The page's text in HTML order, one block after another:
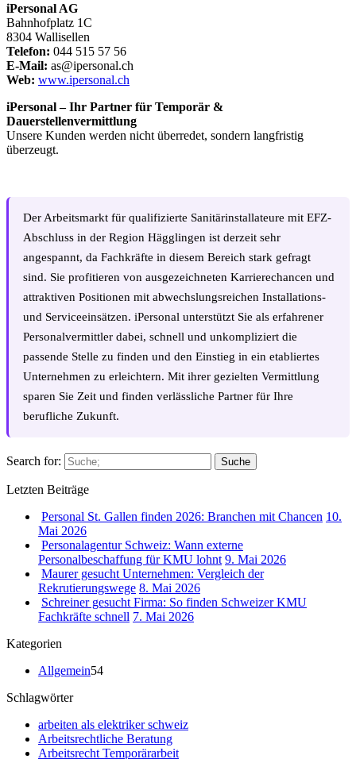
iPersonal AG
Bahnhofplatz 1C
8304 Wallisellen
Telefon: 044 515 57 56
E-Mail: as@ipersonal.ch
Web: www.ipersonal.ch
iPersonal – Ihr Partner für Temporär &
Dauerstellenvermittlung
Unsere Kunden werden nicht überredet, sondern langfristig
überzeugt.
Der Arbeitsmarkt für qualifizierte Sanitärinstallateure mit EFZ-
Abschluss in der Region Hägglingen ist derzeit sehr
angespannt, da Fachkräfte in diesem Bereich stark gefragt
sind. Sie profitieren von ausgezeichneten Karrierechancen und
attraktiven Positionen mit abwechslungsreichen Installations-
und Serviceeinsätzen. iPersonal unterstützt Sie als erfahrener
Personalvermittler dabei, schnell und unkompliziert die
passende Stelle zu finden und den Einstieg in ein etabliertes
Unternehmen zu erleichtern. Mit ihrer gezielten Vermittlung
sparen Sie Zeit und finden verlässliche Partner für Ihre
berufliche Zukunft.
Search for: Suche
Letzten Beiträge
Personal St. Gallen finden 2026: Branchen mit Chancen 10.
Mai 2026
Personalagentur Schweiz: Wann externe
Personalbeschaffung für KMU lohnt 9. Mai 2026
Maurer gesucht Unternehmen: Vergleich der
Rekrutierungswege 8. Mai 2026
Schreiner gesucht Firma: So finden Schweizer KMU
Fachkräfte schnell 7. Mai 2026
Kategorien
Allgemein54
Schlagwörter
arbeiten als elektriker schweiz
Arbeitsrechtliche Beratung
Arbeitsrecht Temporärarbeit